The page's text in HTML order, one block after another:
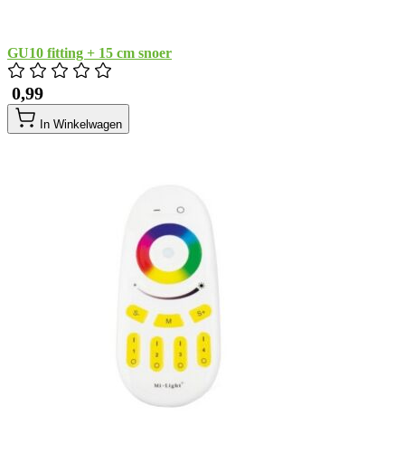
GU10 fitting + 15 cm snoer
​ 0,99
In Winkelwagen